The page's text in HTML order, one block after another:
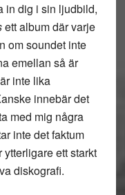
in dig i sin ljudbild,
ett album där varje
om soundet inte
emellan så är
inte lika
innebär det
med mig några
inte det faktum
ett starkt
diskografi.